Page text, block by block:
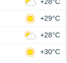
+28°C
+29°C
+28°C
+30°C